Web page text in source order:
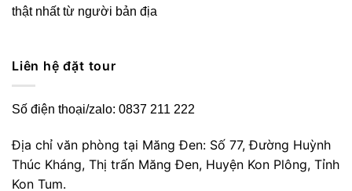
thật nhất từ người bản địa
Liên hệ đặt tour
Số điện thoại/zalo: 0837 211 222
Địa chỉ văn phòng tại Măng Đen: Số 77, Đường Huỳnh
Thúc Kháng, Thị trấn Măng Đen, Huyện Kon Plông, Tỉnh
Kon Tum.